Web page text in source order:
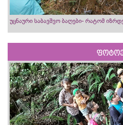
უცნაური საბავშვო ბაღები- რატომ